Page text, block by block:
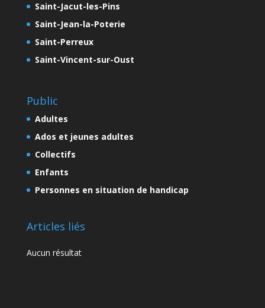
Saint-Jacut-les-Pins
Saint-Jean-la-Poterie
Saint-Perreux
Saint-Vincent-sur-Oust
Public
Adultes
Ados et jeunes adultes
Collectifs
Enfants
Personnes en situation de handicap
Articles liés
Aucun résultat